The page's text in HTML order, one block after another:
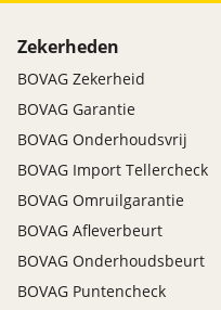
Zekerheden
BOVAG Zekerheid
BOVAG Garantie
BOVAG Onderhoudsvrij
BOVAG Import Tellercheck
BOVAG Omruilgarantie
BOVAG Afleverbeurt
BOVAG Onderhoudsbeurt
BOVAG Puntencheck